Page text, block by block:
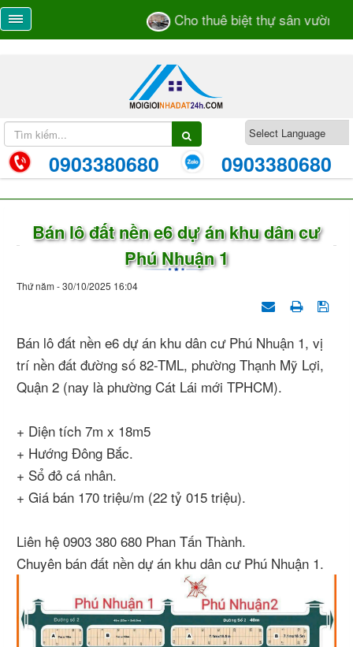
Cho thuê biệt thự sân vườn số
0903380680 0903380680
Bán lô đất nền e6 dự án khu dân cư
Phú Nhuận 1
Thứ năm - 30/10/2025 16:04
Bán lô đất nền e6 dự án khu dân cư Phú Nhuận 1, vị
trí nền đất đường số 82-TML, phường Thạnh Mỹ Lợi,
Quận 2 (nay là phường Cát Lái mới TPHCM).
+ Diện tích 7m x 18m5
+ Hướng Đông Bắc.
+ Sổ đỏ cá nhân.
+ Giá bán 170 triệu/m (22 tỷ 015 triệu).
Liên hệ 0903 380 680 Phan Tấn Thành.
Chuyên bán đất nền dự án khu dân cư Phú Nhuận 1.